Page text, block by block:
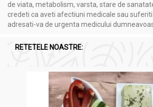
de viata, metabolism, varsta, stare de
credeti ca aveti afectiuni medicale sau suferiti
adresati-va de urgenta medicului
RETETELE NOASTRE: